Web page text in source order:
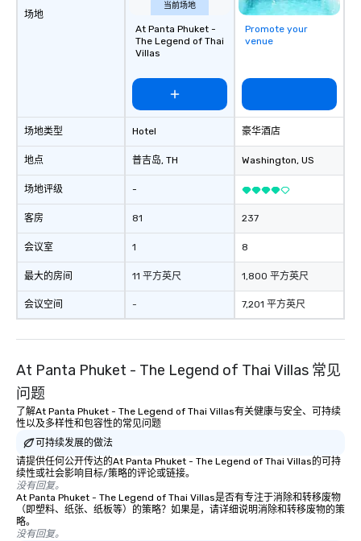
场地
场地类型
地点
场地评级
客房
会议室
最大的房间
会议空间
当前场地
At Panta Phuket -
The Legend of Thai
Villas
Hotel
普吉岛, TH
-
81
1
11 平方英尺
-
Promote your
venue
豪华酒店
Washington, US
237
8
1,800 平方英尺
7,201 平方英尺
At Panta Phuket - The Legend of Thai Villas 常见
问题
了解At Panta Phuket - The Legend of Thai Villas有关健康与安全、可持续
性以及多样性和包容性的常见问题
可持续发展的做法
请提供任何公开传达的At Panta Phuket - The Legend of Thai Villas的可持
续性或社会影响目标/策略的评论或链接。
没有回复。
At Panta Phuket - The Legend of Thai Villas是否有专注于消除和转移废物
（即塑料、纸张、纸板等）的策略？如果是，请详细说明消除和转移废物的策
略。
没有回复。